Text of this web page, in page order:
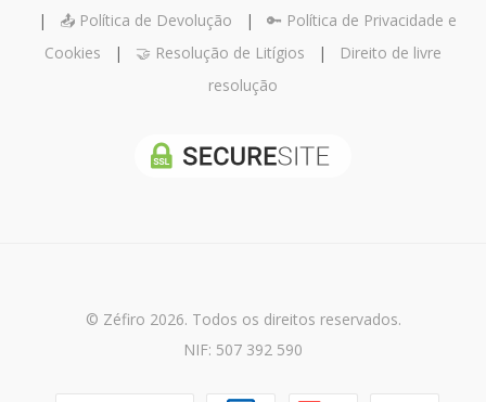
| 📤 Política de Devolução | 🔑 Política de Privacidade e
Cookies | 🤝 Resolução de Litígios |
Direito de livre
resolução
© Zéfiro 2026. Todos os direitos reservados.
NIF: 507 392 590